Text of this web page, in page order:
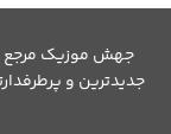
جهش موزیک مرجع
جدیدترین و